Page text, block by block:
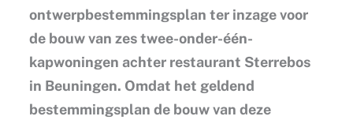
ontwerpbestemmingsplan ter inzage voor
de bouw van zes twee-onder-één-
kapwoningen achter restaurant Sterrebos
in Beuningen. Omdat het geldend
bestemmingsplan de bouw van deze